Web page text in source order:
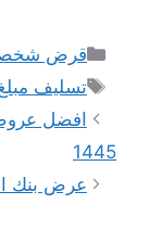
التصنيفات
قرض
الوسوم
تسليف
افضل
1445
عرض بنك